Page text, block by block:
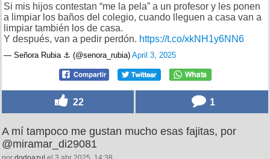
Si mis hijos contestan “me la pela” a un profesor y les ponen
a limpiar los baños del colegio, cuando lleguen a casa van a
limpiar también los de casa.
Y después, van a pedir perdón. https://t.co/xkNH1y6NN6
— Señora Rubia ⚓️ (@senora_rubia) April 3, 2025
22 1
A mí tampoco me gustan mucho esas fajitas, por
@miramar_di29081